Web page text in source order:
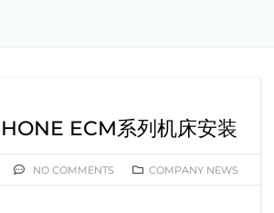
ECM系列机床安装
NO COMMENTS COMPANY NEWS